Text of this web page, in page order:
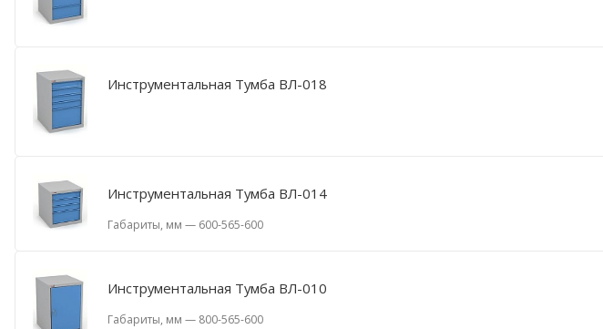
Инструментальная Тумба ВЛ-018
Инструментальная Тумба ВЛ-014
Габариты, мм — 600-565-600
Инструментальная Тумба ВЛ-010
Габариты, мм — 800-565-600